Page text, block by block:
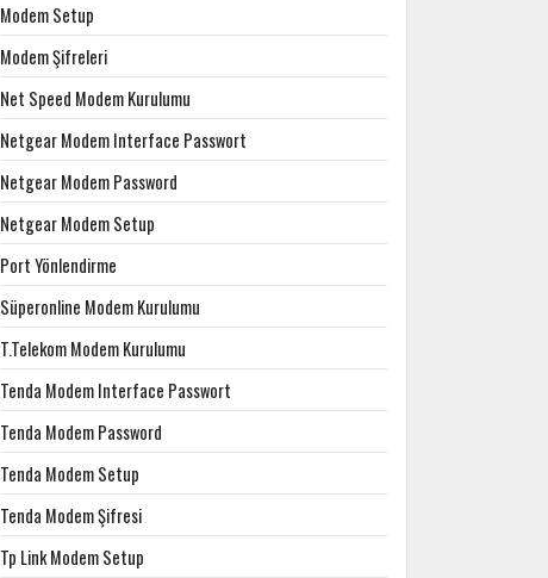
Modem Setup
Modem Şifreleri
Net Speed Modem Kurulumu
Netgear Modem Interface Passwort
Netgear Modem Password
Netgear Modem Setup
Port Yönlendirme
Süperonline Modem Kurulumu
T.Telekom Modem Kurulumu
Tenda Modem Interface Passwort
Tenda Modem Password
Tenda Modem Setup
Tenda Modem Şifresi
Tp Link Modem Setup